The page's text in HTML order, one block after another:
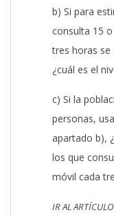
b) Si para
consulta 15
tres horas se
¿cuál es el
c) Si la
personas,
apartado b),
los que
móvil cada
IR AL